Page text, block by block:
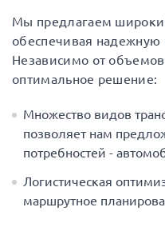
Мы предлагаем
обеспечивая надежную
Независимо от
оптимальное решение:
Множество видов
позволяет нам
потребностей -
Логистическая
маршрутное